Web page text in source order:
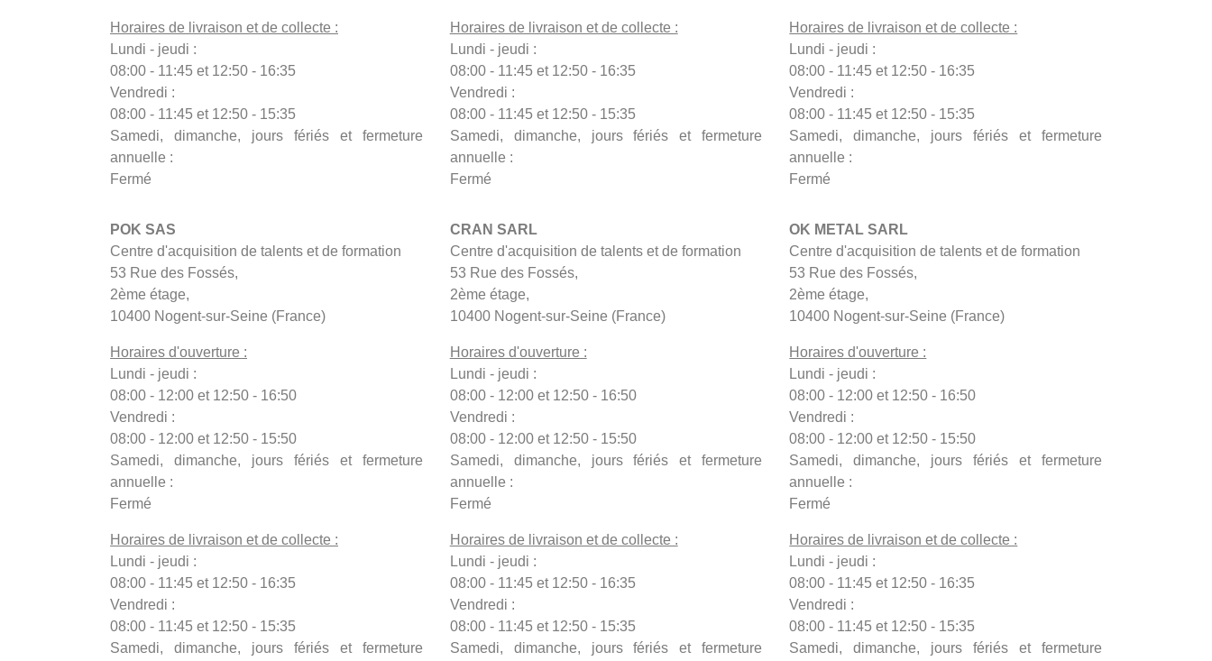
Horaires de livraison et de collecte :
Lundi - jeudi :
08:00 - 11:45 et 12:50 - 16:35
Vendredi :
08:00 - 11:45 et 12:50 - 15:35
Samedi, dimanche, jours fériés et fermeture
annuelle :
Fermé
Horaires de livraison et de collecte :
Lundi - jeudi :
08:00 - 11:45 et 12:50 - 16:35
Vendredi :
08:00 - 11:45 et 12:50 - 15:35
Samedi, dimanche, jours fériés et fermeture
annuelle :
Fermé
Horaires de livraison et de collecte :
Lundi - jeudi :
08:00 - 11:45 et 12:50 - 16:35
Vendredi :
08:00 - 11:45 et 12:50 - 15:35
Samedi, dimanche, jours fériés et fermeture
annuelle :
Fermé
POK SAS
Centre d'acquisition de talents et de formation
53 Rue des Fossés,
2ème étage,
10400 Nogent-sur-Seine (France)
Horaires d'ouverture :
Lundi - jeudi :
08:00 - 12:00 et 12:50 - 16:50
Vendredi :
08:00 - 12:00 et 12:50 - 15:50
Samedi, dimanche, jours fériés et fermeture
annuelle :
Fermé
Horaires de livraison et de collecte :
Lundi - jeudi :
08:00 - 11:45 et 12:50 - 16:35
Vendredi :
08:00 - 11:45 et 12:50 - 15:35
Samedi, dimanche, jours fériés et fermeture
CRAN SARL
Centre d'acquisition de talents et de formation
53 Rue des Fossés,
2ème étage,
10400 Nogent-sur-Seine (France)
Horaires d'ouverture :
Lundi - jeudi :
08:00 - 12:00 et 12:50 - 16:50
Vendredi :
08:00 - 12:00 et 12:50 - 15:50
Samedi, dimanche, jours fériés et fermeture
annuelle :
Fermé
Horaires de livraison et de collecte :
Lundi - jeudi :
08:00 - 11:45 et 12:50 - 16:35
Vendredi :
08:00 - 11:45 et 12:50 - 15:35
Samedi, dimanche, jours fériés et fermeture
OK METAL SARL
Centre d'acquisition de talents et de formation
53 Rue des Fossés,
2ème étage,
10400 Nogent-sur-Seine (France)
Horaires d'ouverture :
Lundi - jeudi :
08:00 - 12:00 et 12:50 - 16:50
Vendredi :
08:00 - 12:00 et 12:50 - 15:50
Samedi, dimanche, jours fériés et fermeture
annuelle :
Fermé
Horaires de livraison et de collecte :
Lundi - jeudi :
08:00 - 11:45 et 12:50 - 16:35
Vendredi :
08:00 - 11:45 et 12:50 - 15:35
Samedi, dimanche, jours fériés et fermeture